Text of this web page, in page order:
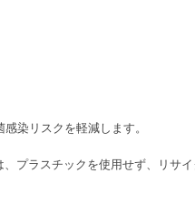
染リスクを軽減します。
プラスチックを使用せず、リサ